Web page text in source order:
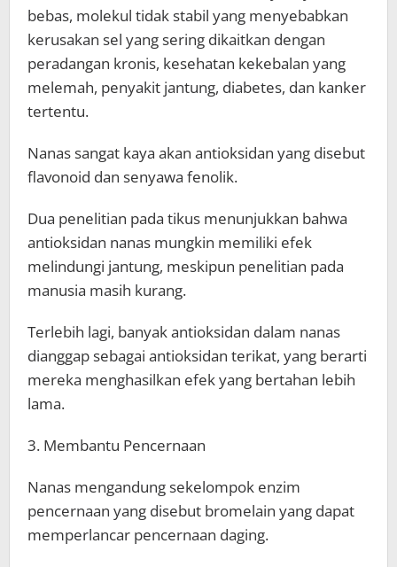
bebas, molekul tidak stabil yang menyebabkan
kerusakan sel yang sering dikaitkan dengan
peradangan kronis, kesehatan kekebalan yang
melemah, penyakit jantung, diabetes, dan kanker
tertentu.
Nanas sangat kaya akan antioksidan yang disebut
flavonoid dan senyawa fenolik.
Dua penelitian pada tikus menunjukkan bahwa
antioksidan nanas mungkin memiliki efek
melindungi jantung, meskipun penelitian pada
manusia masih kurang.
Terlebih lagi, banyak antioksidan dalam nanas
dianggap sebagai antioksidan terikat, yang berarti
mereka menghasilkan efek yang bertahan lebih
lama.
3. Membantu Pencernaan
Nanas mengandung sekelompok enzim
pencernaan yang disebut bromelain yang dapat
memperlancar pencernaan daging.